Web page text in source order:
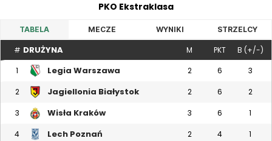
PKO Ekstraklasa
TABELA MECZE WYNIKI STRZELCY
# DRUŻYNA M PKT B (+/-)
1 Legia Warszawa 2 6 3
2 Jagiellonia Białystok 2 6 2
3 Wisła Kraków 3 6 1
4 Lech Poznań 2 4 1